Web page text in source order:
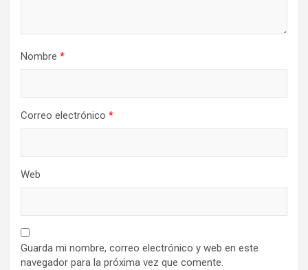
Nombre *
Correo electrónico *
Web
Guarda mi nombre, correo electrónico y web en este
navegador para la próxima vez que comente.